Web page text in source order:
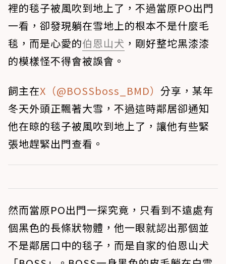
裡的毯子被風吹到地上了，不過當原PO出門
一看，卻發現躺在雪地上的根本不是什麼毛
毯，而是心愛的伯恩山犬 ，剛好整坨黑漆漆
的模樣怪不得會被誤會。
飼主在X（@BOSSboss_BMD） 分享，某年
冬天外頭正飄著大雪，不過這時鄰居卻通知
他在晾的毯子被風吹到地上了，讓他有些緊
張地趕緊出門查看。
然而當原PO出門一探究竟，只看到不遠處有
個黑色的長條狀物體，他一眼就認出那個並
不是鄰居口中的毯子，而是自家的伯恩山犬